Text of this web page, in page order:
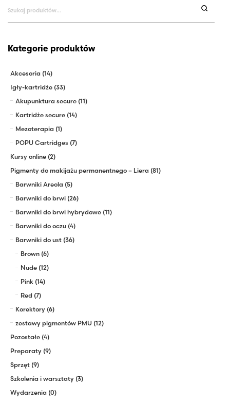
produktu
wybrać
produktu
Szukaj:
Kategorie produktów
Akcesoria (14)
Igły-kartridże (33)
Akupunktura secure (11)
Kartridże secure (14)
Mezoterapia (1)
POPU Cartridges (7)
Kursy online (2)
Pigmenty do makijażu permanentnego – Liera (81)
Barwniki Areola (5)
Barwniki do brwi (26)
Barwniki do brwi hybrydowe (11)
Barwniki do oczu (4)
Barwniki do ust (36)
Brown (6)
Nude (12)
Pink (14)
Red (7)
Korektory (6)
zestawy pigmentów PMU (12)
Pozostałe (4)
Preparaty (9)
Sprzęt (9)
Szkolenia i warsztaty (3)
Wydarzenia (0)